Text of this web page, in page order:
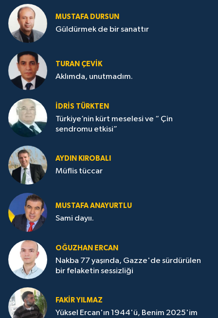
MUSTAFA DURSUN
Güldürmek de bir sanattır
TURAN ÇEVİK
Aklımda, unutmadım.
İDRİS TÜRKTEN
Türkiye’nin kürt meselesi ve “ Çin
sendromu etkisi”
AYDIN KIROBALI
Müflis tüccar
MUSTAFA ANAYURTLU
Sami dayıı.
OĞUZHAN ERCAN
Nakba 77 yaşında, Gazze'de sürdürülen
bir felaketin sessizliği
FAKİR YILMAZ
Yüksel Ercan'ın 1944'ü, Benim 2025'im